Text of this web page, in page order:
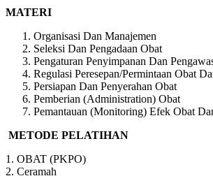
MATERI
Organisasi Dan Manajemen
Seleksi Dan Pengadaan Obat
Pengaturan Penyimpanan Dan
Regulasi Peresepan/Permintaan Obat
Persiapan Dan Penyerahan Obat
Pemberian (Administration) Obat
Pemantauan (Monitoring) Efek Obat
METODE PELATIHAN
1. OBAT (PKPO)
2. Ceramah